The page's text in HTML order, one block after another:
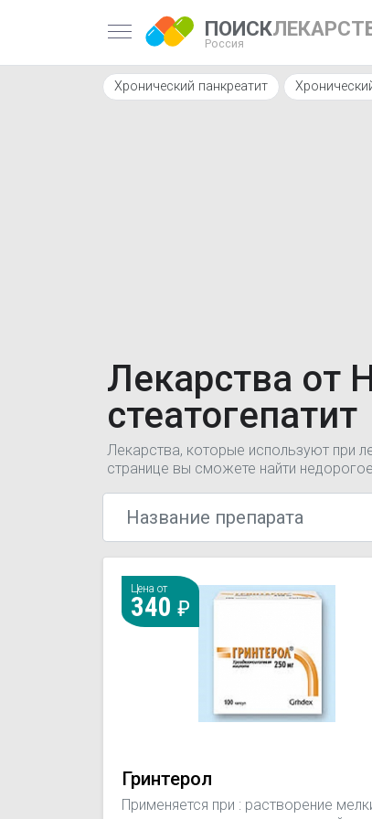
ПОИСК
Россия
Хронический панкреатит
Лекарства от
стеатогепатит
Лекарства, которые используют при
странице вы сможете найти
Цена от
340
Гринтерол
Применяется при : растворение